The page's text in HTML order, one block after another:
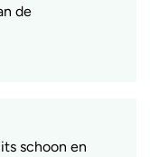
de
schoon en